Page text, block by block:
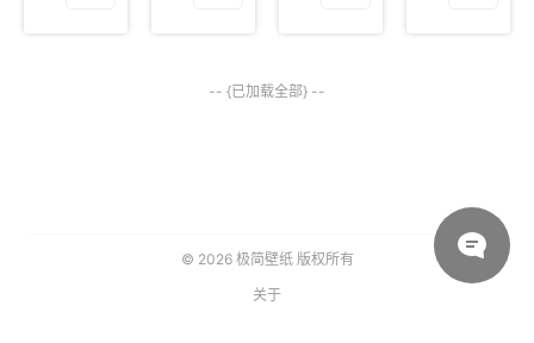
-- {已加载全部} --
© 2026 极简壁纸版权所有
关于